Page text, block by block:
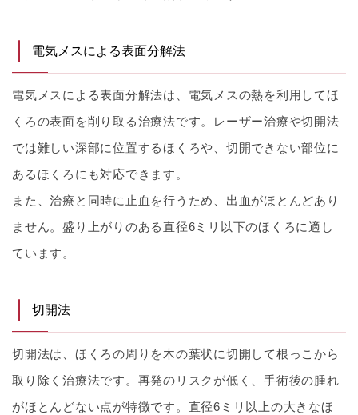
電気メスによる表面分解法
電気メスによる表面分解法は、電気メスの熱を利用してほ
くろの表面を削り取る治療法です。レーザー治療や切開法
では難しい深部に位置するほくろや、切開できない部位に
あるほくろにも対応できます。
また、治療と同時に止血を行うため、出血がほとんどあり
ません。盛り上がりのある直径6ミリ以下のほくろに適し
ています。
切開法
切開法は、ほくろの周りを木の葉状に切開して根っこから
取り除く治療法です。再発のリスクが低く、手術後の腫れ
がほとんどない点が特徴です。直径6ミリ以上の大きなほ